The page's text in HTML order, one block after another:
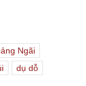
Ngãi
dụ dỗ